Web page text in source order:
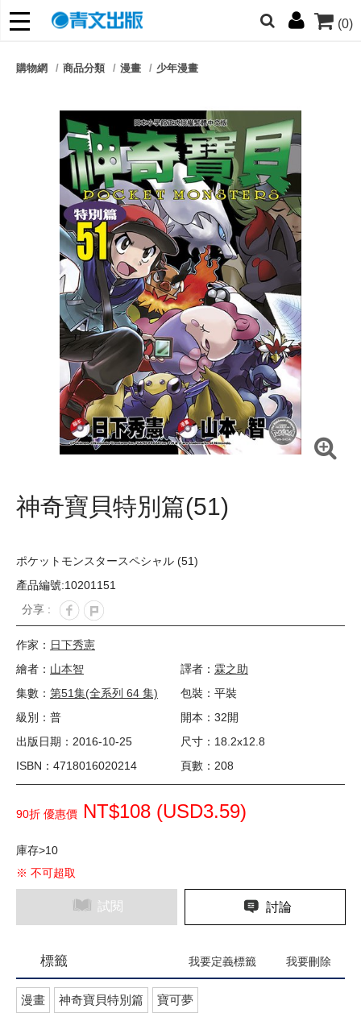
(0)
朋友們，提高警覺！
購物網 商品分類 漫畫 少年漫畫
神奇寶貝特別篇(51)
ポケットモンスタースペシャル (51)
產品編號:10201151
分享 :
作家： 日下秀憲
繪者： 山本智 譯者： 霖之助
集數： 第51集(全系列 64 集)
包裝：平裝
級別：普
開本：32開
出版日期：2016-10-25
尺寸：18.2x12.8
ISBN：4718016020214
頁數：208
90折 優惠價 NT$108 (USD3.59)
庫存>10
※ 不可超取
試閱 討論
標籤 我要定義標籤 我要刪除
漫畫 神奇寶貝特別篇 寶可夢